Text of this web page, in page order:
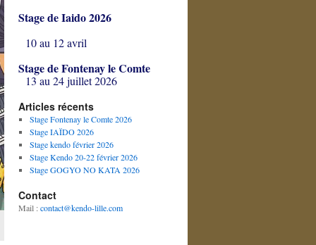
Stage de Iaido 2026
10 au 12 avril
Stage de Fontenay le Comte
13 au 24 juillet 2026
Articles récents
Stage Fontenay le Comte 2026
Stage IAÏDO 2026
Stage kendo février 2026
Stage Kendo 20-22 février 2026
Stage GOGYO NO KATA 2026
Contact
Mail :contact@kendo-lille.com